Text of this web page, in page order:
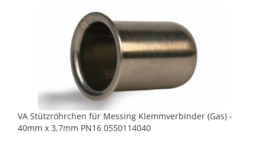
VA Stützröhrchen für Messing Klemmverbinder (Gas) -
40mm x 3,7mm PN16 0550114040